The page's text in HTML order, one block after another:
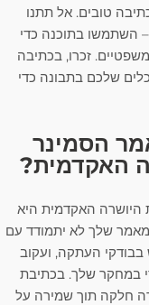
טובים. אל תתנו
השתמשו בתוכנה כדי
זכרו, בכתיבה
שלכם בתבונה כדי
הסמינר
האקדמית?
היושרה האקדמית היא
שלך לא יתמודד עם
בבודקי העתקה, ועקוב
במחקר שלך. בכתיבת
חלקה תוך שמירה על